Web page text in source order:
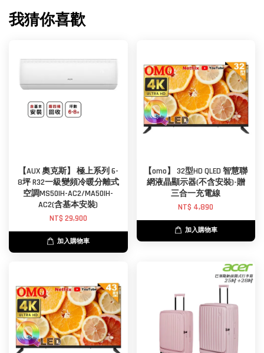
我猜你喜歡
【AUX 奧克斯】 極上系列 6-
8坪 R32一級變頻冷暖分離式
空調MS50IH-AC2/MA50IH-
AC2(含基本安裝)
NT$ 29,900
加入購物車
【omo】 32型HD QLED 智慧聯
網液晶顯示器(不含安裝)-贈
三合一充電線
NT$ 4,890
加入購物車